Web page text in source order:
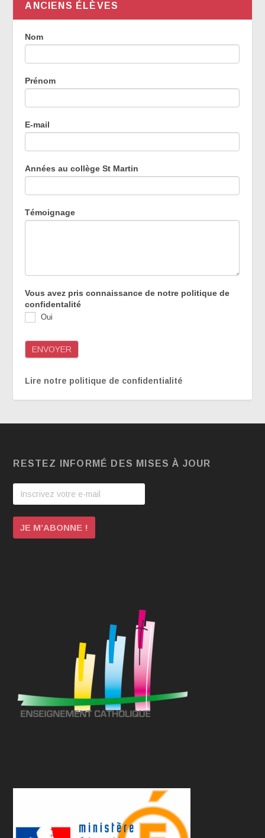
ANCIENS ÉLÈVES
Témoignages
des
Nom
Prénom
E-mail
Années au collège St Martin
Témoignage
Vous avez pris connaissance de notre politique de
confidentalité
Oui
ENVOYER
Lire notre politique de confidentialité
RESTEZ INFORMÉ DES MISES À JOUR